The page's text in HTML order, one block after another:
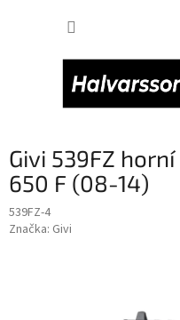
Givi 539FZ
650 F (08-14)
539FZ-4
Značka: Givi